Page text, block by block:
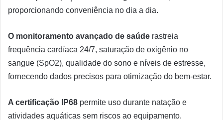
proporcionando conveniência no dia a dia.
O monitoramento avançado de saúde rastreia
frequência cardíaca 24/7, saturação de oxigênio no
sangue (SpO2), qualidade do sono e níveis de estresse,
fornecendo dados precisos para otimização do bem-estar.
A certificação IP68 permite uso durante natação e
atividades aquáticas sem riscos ao equipamento.